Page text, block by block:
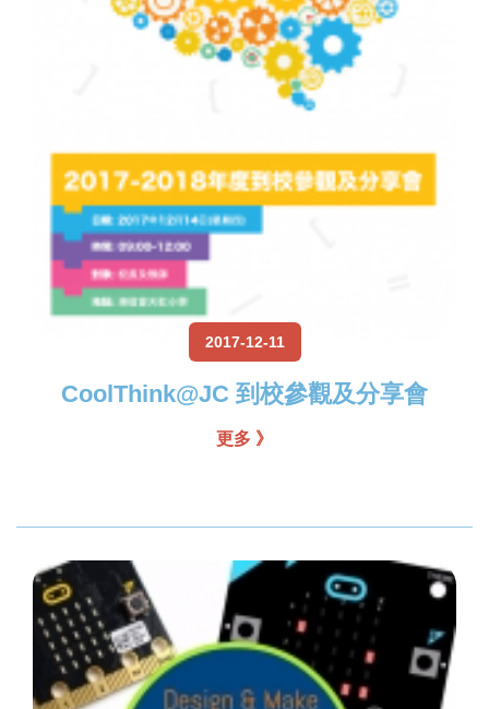
2017-12-11
CoolThink@JC 到校參觀及分享會
更多 》